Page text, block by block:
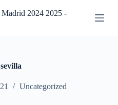
2024 2025 -
Uncategorized